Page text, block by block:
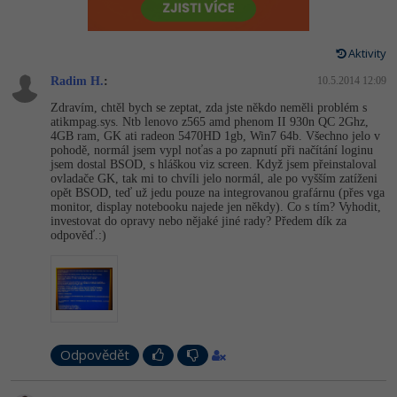
HTML5, CSS3, Bootstrap, SEO
SQL a databáze
Testování a verzování
UML a návrhové vzory
React
Spring
ASP.NET MVC
Best practices
PHP
JavaScript
Python
HTML / CSS
UML a návrhové vzory
MySQL/MariaDB
MS-SQL
Vývojář mobilních aplikací
Webdesigner
Tester
Systémový administrátor
3D grafik
Projektový manažer
-80%
PHP
C++ -80%
Swift -80%
Kotlin -80%
C
VB.NET
SQL
Digitální gramotnost
WordPress
SEO -30%
UX
Business
Kryptoměny
Copywriting
MS Office -80%
Photoshop -80%
Adobe Lightroom
Adobe XD -15%
Adobe InDesign -25%
Adobe After Effects
Blender
Inkscape
Fotografování -80%
Aktivity
Radim H.: 10.5.2014 12:09
Zdravím, chtěl bych se zeptat, zda jste někdo neměli problém s
atikmpag.sys. Ntb lenovo z565 amd phenom II 930n QC 2Ghz,
4GB ram, GK ati radeon 5470HD 1gb, Win7 64b. Všechno jelo v
pohodě, normál jsem vypl noťas a po zapnutí při načítání loginu
jsem dostal BSOD, s hláškou viz screen. Když jsem přeinstaloval
ovladače GK, tak mi to chvíli jelo normál, ale po vyšším zatíženi
opět BSOD, teď už jedu pouze na integrovanou grafárnu (přes vga
monitor, display notebooku najede jen někdy). Co s tím? Vyhodit,
investovat do opravy nebo nějaké jiné rady? Předem dík za
odpověď.:)
Odpovědět